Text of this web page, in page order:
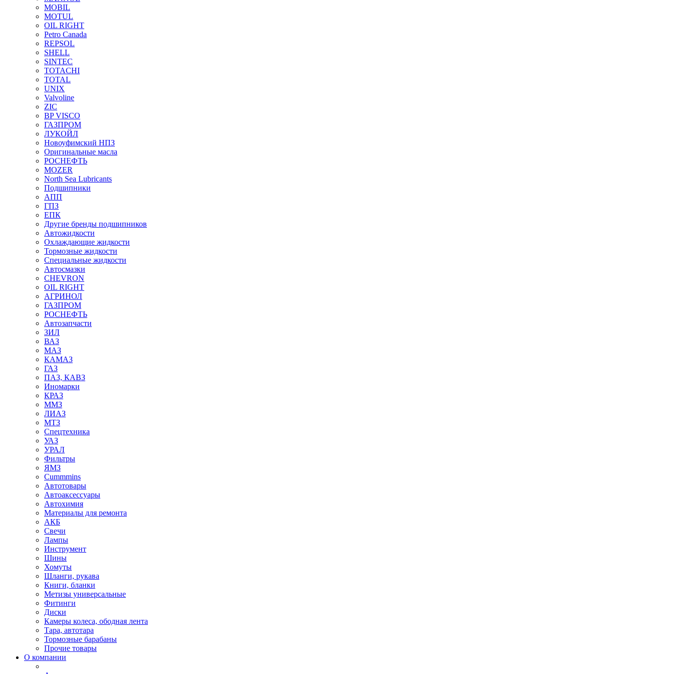
MOBIL
MOTUL
OIL RIGHT
Petro Canada
REPSOL
SHELL
SINTEC
TOTACHI
TOTAL
UNIX
Valvoline
ZIC
BP VISCO
ГАЗПРОМ
ЛУКОЙЛ
Новоуфимский НПЗ
Оригинальные масла
РОСНЕФТЬ
MOZER
North Sea Lubricants
Подшипники
АПП
ГПЗ
ЕПК
Другие бренды подшипников
Автожидкости
Охлаждающие жидкости
Тормозные жидкости
Специальные жидкости
Автосмазки
CHEVRON
OIL RIGHT
АГРИНОЛ
ГАЗПРОМ
РОСНЕФТЬ
Автозапчасти
ЗИЛ
ВАЗ
МАЗ
КАМАЗ
ГАЗ
ПАЗ, КАВЗ
Иномарки
КРАЗ
ММЗ
ЛИАЗ
МТЗ
Спецтехника
УАЗ
УРАЛ
Фильтры
ЯМЗ
Cummmins
Автотовары
Автоаксессуары
Автохимия
Материалы для ремонта
АКБ
Свечи
Лампы
Инструмент
Шины
Хомуты
Шланги, рукава
Книги, бланки
Метизы универсальные
Фитинги
Диски
Камеры колеса, ободная лента
Тара, автотара
Тормозные барабаны
Прочие товары
О компании